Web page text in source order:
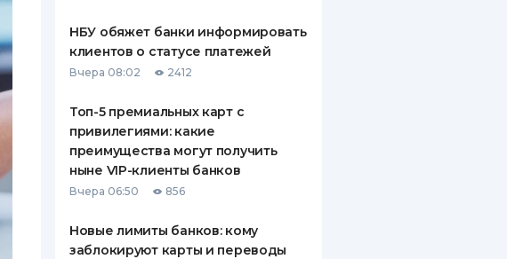
НБУ обяжет банки информировать
клиентов о статусе платежей
Вчера 08:02 2412
Топ-5 премиальных карт с
привилегиями: какие
преимущества могут получить
ныне VIP-клиенты банков
Вчера 06:50 856
Новые лимиты банков: кому
заблокируют карты и переводы